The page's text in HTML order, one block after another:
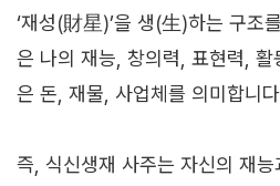
‘재성(財星)’을 생(生)하는 구조
은 나의 재능, 창의력, 표현력, 활
은 돈, 재물, 사업체를 의미합니
즉, 식신생재 사주는 자신의 재